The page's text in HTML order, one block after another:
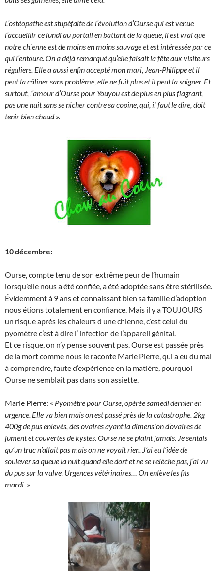
L’ostéopathe est stupéfaite de l’évolution d’Ourse qui est venue
l’accueillir ce lundi au portail en battant de la queue, il est vrai que
notre chienne est de moins en moins sauvage et est intéressée par ce
qui l’entoure. On a déjà remarqué qu’elle faisait la fête aux visiteurs
réguliers. Elle a aussi enfin accepté mon mari, Jean-Philippe et il
peut la câliner sans problème, elle ne fuit plus et il peut la soigner. Et
surtout, l’amour d’Ourse pour Youyou est de plus en plus flagrant,
pas une nuit sans se nicher contre sa copine, qui, il faut le dire, doit
tenir bien chaud ».
10 décembre:
Ourse, compte tenu de son extrême peur de l’humain
lorsqu’elle nous a été confiée, a été adoptée sans être stérilisée.
Évidemment à 9 ans et connaissant bien sa famille d’adoption
nous étions totalement en confiance. Mais il y a TOUJOURS
un risque après les chaleurs d une chienne, c’est celui du
pyomètre c’est à dire l’ infection de l’appareil génital.
Et ce risque, on n’y pense souvent pas. Ourse est passée près
de la mort comme nous le raconte Marie Pierre, qui a eu du mal
à comprendre, faute d’expérience en la matière, pourquoi
Ourse ne semblait pas dans son assiette.
Marie Pierre: « Pyomètre pour Ourse, opérée samedi dernier en
urgence. Elle va bien mais on est passé près de la catastrophe. 2kg
400g de pus enlevés, des ovaires ayant la dimension d’ovaires de
jument et couvertes de kystes. Ourse ne se plaint jamais. Je sentais
qu’un truc n’allait pas mais on ne voyait rien. J’ai eu l’idée de
soulever sa queue la nuit quand elle dort et ne se relèche pas, j’ai vu
du pus sur la vulve. Urgences vétérinaires… On enlève les fils
mardi. »